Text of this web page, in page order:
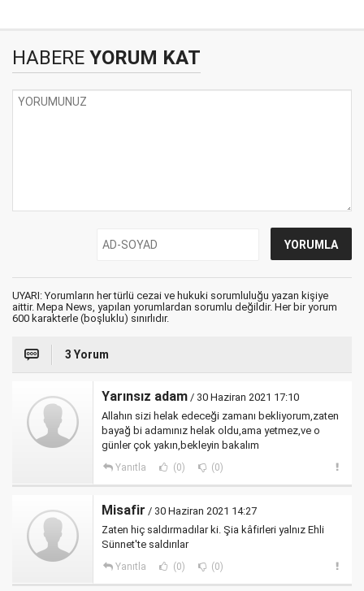
HABERE YORUM KAT
UYARI: Yorumların her türlü cezai ve hukuki sorumluluğu yazan kişiye
aittir. Mepa News, yapılan yorumlardan sorumlu değildir. Her bir yorum
600 karakterle (boşluklu) sınırlıdır.
3 Yorum
Yarınsız adam / 30 Haziran 2021 17:10
Allahın sizi helak edeceği zamanı bekliyorum,zaten
bayağ bi adamınız helak oldu,ama yetmez,ve o
günler çok yakın,bekleyin bakalım
Yanıtla (0) (0)
Misafir / 30 Haziran 2021 14:27
Zaten hiç saldırmadılar ki. Şia kâfirleri yalnız Ehli
Sünnet'te saldırılar
Yanıtla (0) (0)